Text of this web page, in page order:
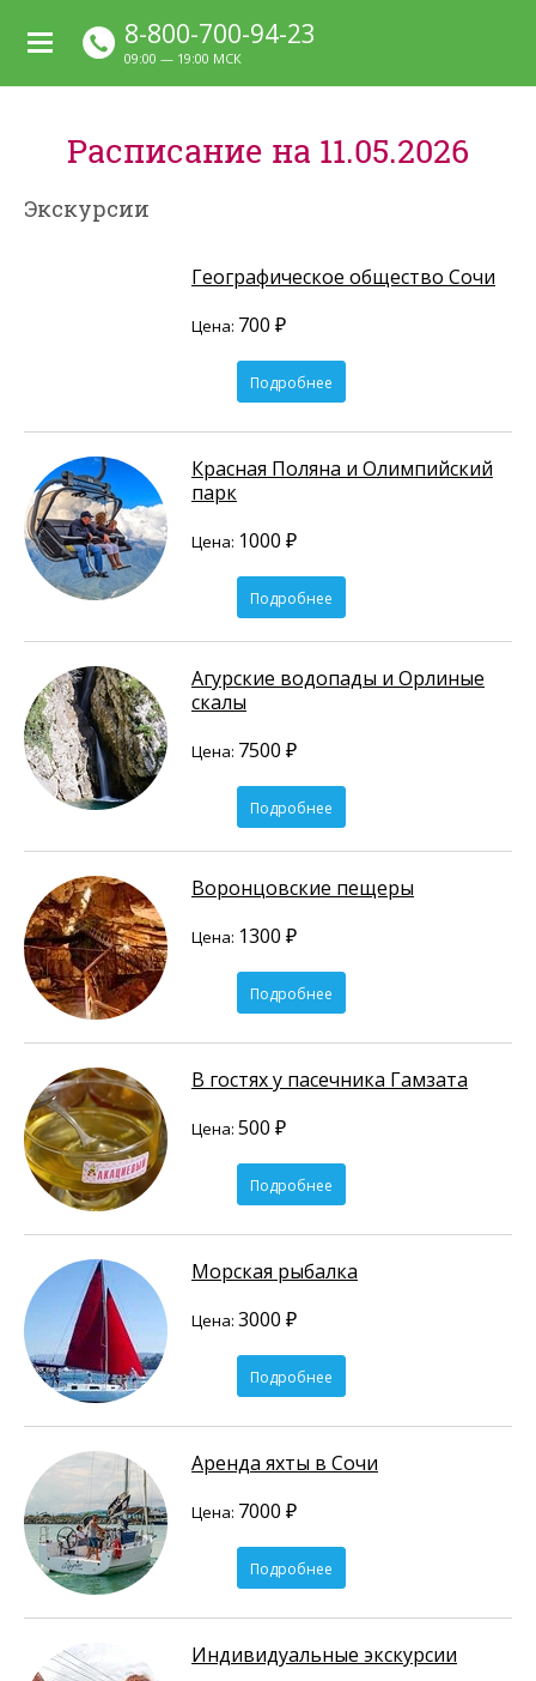
8-800-700-94-23
09:00 — 19:00 МСК
Расписание на 11.05.2026
Экскурсии
Географическое общество Сочи
Цена: 700 ₽
Подробнее
Красная Поляна и Олимпийский
парк
Цена: 1000 ₽
Подробнее
Агурские водопады и Орлиные
скалы
Цена: 7500 ₽
Подробнее
Воронцовские пещеры
Цена: 1300 ₽
Подробнее
В гостях у пасечника Гамзата
Цена: 500 ₽
Подробнее
Морская рыбалка
Цена: 3000 ₽
Подробнее
Аренда яхты в Сочи
Цена: 7000 ₽
Подробнее
Индивидуальные экскурсии